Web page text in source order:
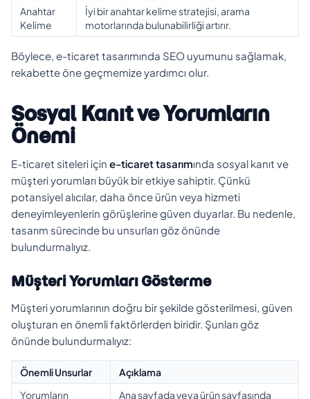
Anahtar
Kelime
İyi bir anahtar kelime stratejisi, arama
motorlarında bulunabilirliği artırır.
Böylece, e-ticaret tasarımında SEO uyumunu sağlamak,
rekabette öne geçmemize yardımcı olur.
Sosyal Kanıt ve Yorumların
Önemi
E-ticaret siteleri için e-ticaret tasarımında sosyal kanıt ve
müşteri yorumları büyük bir etkiye sahiptir. Çünkü
potansiyel alıcılar, daha önce ürün veya hizmeti
deneyimleyenlerin görüşlerine güven duyarlar. Bu nedenle,
tasarım sürecinde bu unsurları göz önünde
bulundurmalıyız.
Müşteri Yorumları Gösterme
Müşteri yorumlarının doğru bir şekilde gösterilmesi, güven
oluşturan en önemli faktörlerden biridir. Şunları göz
önünde bulundurmalıyız:
Önemli Unsurlar
Açıklama
Yorumların
Ana sayfada veya ürün sayfasında